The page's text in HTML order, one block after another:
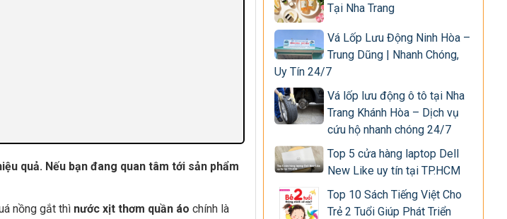
quả. Nếu bạn đang quan tâm tới sản phẩm
nồng gắt thì nước xịt thơm quần áo chính là
Tại Nha Trang
Vá Lốp Lưu Động Ninh Hòa –
Trung Dũng | Nhanh Chóng,
Uy Tín 24/7
Vá lốp lưu động ô tô tại Nha
Trang Khánh Hòa – Dịch vụ
cứu hộ nhanh chóng 24/7
Top 5 cửa hàng laptop Dell
New Like uy tín tại TP.HCM
Top 10 Sách Tiếng Việt Cho
Trẻ 2 Tuổi Giúp Phát Triển